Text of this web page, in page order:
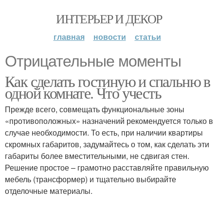
ИНТЕРЬЕР И ДЕКОР
главная новости статьи
Отрицательные моменты
Как сделать гостиную и спальню в
одной комнате. Что учесть
Прежде всего, совмещать функциональные зоны
«противоположных» назначений рекомендуется только в
случае необходимости. То есть, при наличии квартиры
скромных габаритов, задумайтесь о том, как сделать эти
габариты более вместительными, не сдвигая стен.
Решение простое – грамотно расставляйте правильную
мебель (трансформер) и тщательно выбирайте
отделочные материалы.